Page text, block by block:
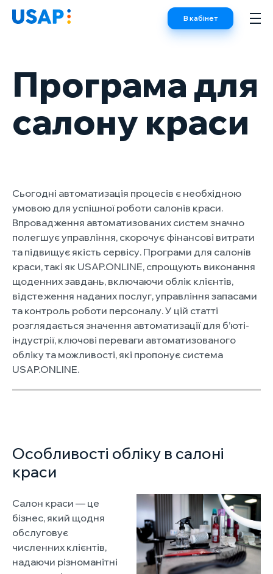
Skip
В кабінет
Програма для
салону краси
Сьогодні автоматизація процесів є необхідною
умовою для успішної роботи салонів краси.
Впровадження автоматизованих систем значно
полегшує управління, скорочує фінансові витрати
та підвищує якість сервісу. Програми для салонів
краси, такі як USAP.ONLINE, спрощують виконання
щоденних завдань, включаючи облік клієнтів,
відстеження наданих послуг, управління запасами
та контроль роботи персоналу. У цій статті
розглядається значення автоматизації для б’юті-
індустрії, ключові переваги автоматизованого
обліку та можливості, які пропонує система
USAP.ONLINE.
Особливості обліку в салоні
краси
Салон краси — це
бізнес, який щодня
обслуговує
численних клієнтів,
надаючи різноманітні